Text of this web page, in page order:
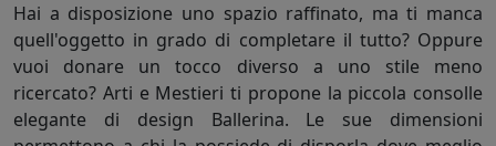
Hai a disposizione uno spazio raffinato, ma ti manca
quell'oggetto in grado di completare il tutto? Oppure
vuoi donare un tocco diverso a uno stile meno
ricercato? Arti e Mestieri ti propone la piccola consolle
elegante di design Ballerina. Le sue dimensioni